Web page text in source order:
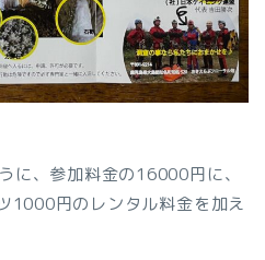
に、参加料金の16000円に、
1000円のレンタル料金を加え